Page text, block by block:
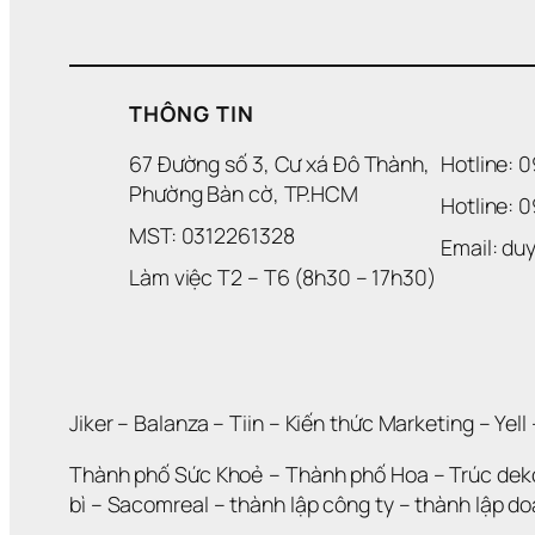
THÔNG TIN
67 Đường số 3, Cư xá Đô Thành,
Phường Bàn cờ, TP.HCM
MST: 0312261328
Làm việc T2 – T6 (8h30 – 17h30)
Hotline:
Hotline:
Email:
Jiker – Balanza – Tiin – Kiến thức Marketing – Yell
Thành phố Sức Khoẻ – Thành phố Hoa – Trúc
bì – Sacomreal – thành lập công ty – thành lập